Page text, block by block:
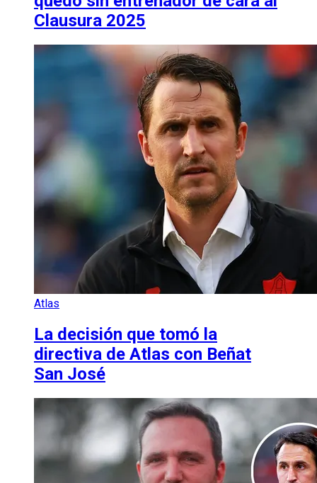
Clausura 2025
Atlas
La decisión que tomó la
directiva de Atlas con Beñat
San José